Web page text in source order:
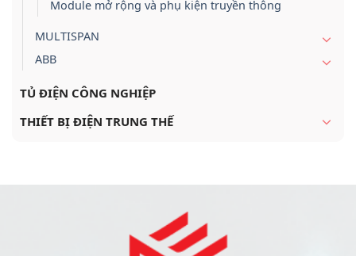
Module mở rộng và phụ kiện truyền thông
MULTISPAN
ABB
TỦ ĐIỆN CÔNG NGHIỆP
THIẾT BỊ ĐIỆN TRUNG THẾ